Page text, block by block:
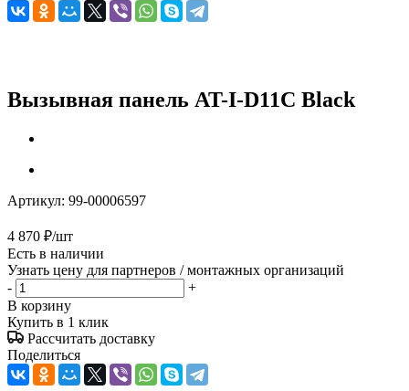
Вызывная панель AT-I-D11C Black
Артикул: 99-00006597
4 870 ₽/шт
Есть в наличии
Узнать цену для партнеров / монтажных организаций
-
+
В корзину
Купить в 1 клик
Рассчитать доставку
Поделиться